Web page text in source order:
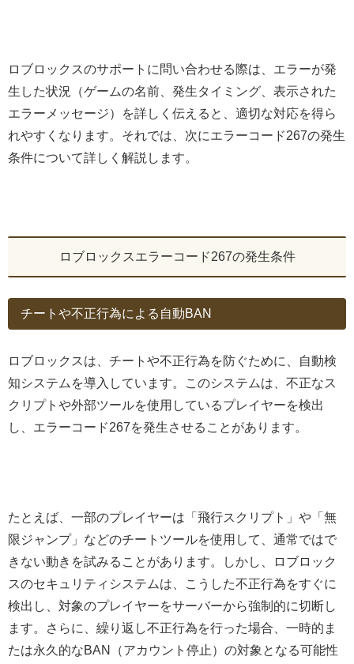
ロブロックスのサポートに問い合わせる際は、エラーが発
生した状況（ゲームの名前、発生タイミング、表示された
エラーメッセージ）を詳しく伝えると、適切な対応を得ら
れやすくなります。それでは、次にエラーコード267の発生
条件について詳しく解説します。
ロブロックスエラーコード267の発生条件
チートや不正行為による自動BAN
ロブロックスは、チートや不正行為を防ぐために、自動検
知システムを導入しています。このシステムは、不正なス
クリプトや外部ツールを使用しているプレイヤーを検出
し、エラーコード267を発生させることがあります。
たとえば、一部のプレイヤーは「飛行スクリプト」や「無
限ジャンプ」などのチートツールを使用して、通常ではで
きない動きを試みることがあります。しかし、ロブロック
スのセキュリティシステムは、こうした不正行為をすぐに
検出し、対象のプレイヤーをサーバーから強制的に切断し
ます。さらに、繰り返し不正行為を行った場合、一時的ま
たは永久的なBAN（アカウント停止）の対象となる可能性